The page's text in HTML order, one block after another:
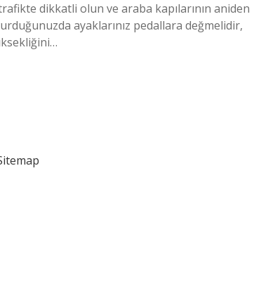
dikkatli olun ve araba kapılarının aniden
ayaklarınız pedallara değmelidir,